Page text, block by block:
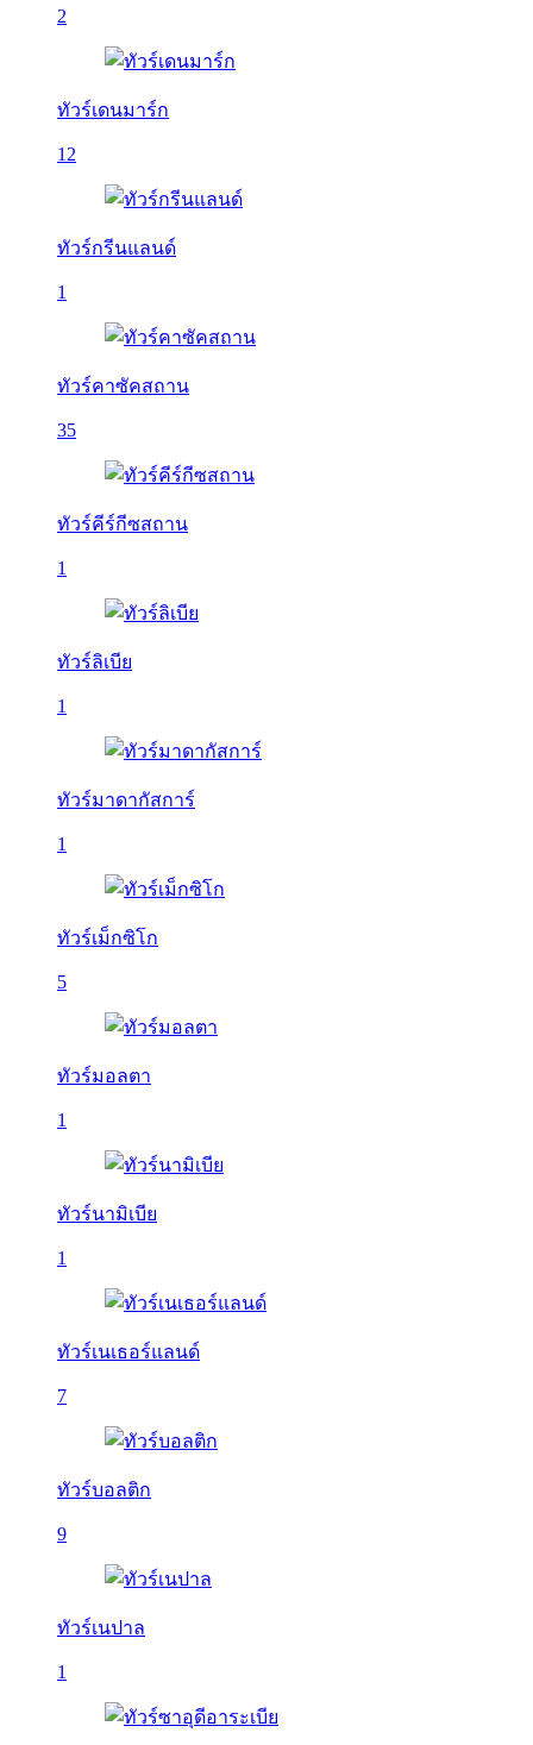
2
ทัวร์เดนมาร์ก
12
ทัวร์กรีนแลนด์
1
ทัวร์คาซัคสถาน
35
ทัวร์คีร์กีซสถาน
1
ทัวร์ลิเบีย
1
ทัวร์มาดากัสการ์
1
ทัวร์เม็กซิโก
5
ทัวร์มอลตา
1
ทัวร์นามิเบีย
1
ทัวร์เนเธอร์แลนด์
7
ทัวร์บอลติก
9
ทัวร์เนปาล
1